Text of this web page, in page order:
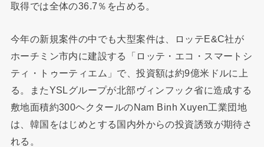
取得では全体の36.7％を占める。
今年の新規案件の中でも大型案件は、ロッテE&C社が
ホーチミン市内に建設する「ロッテ・エコ・スマートシ
ティ・トゥーティエム」で、投資額は約9億米ドルに上
る。またYSLグループが北部ヴィンフック省に造成する
敷地面積約300ヘクタールのNam Binh Xuyen工業団地
は、韓国をはじめとする国内外からの投資誘致が期待さ
れる。